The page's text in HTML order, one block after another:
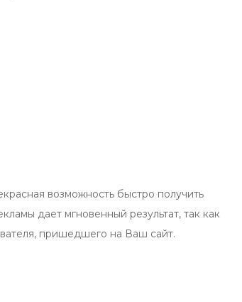
возможность быстро получить
дает мгновенный результат, так как
пришедшего на Ваш сайт.